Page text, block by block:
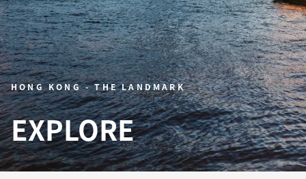
HONG KONG - THE LANDMARK
EXPLORE